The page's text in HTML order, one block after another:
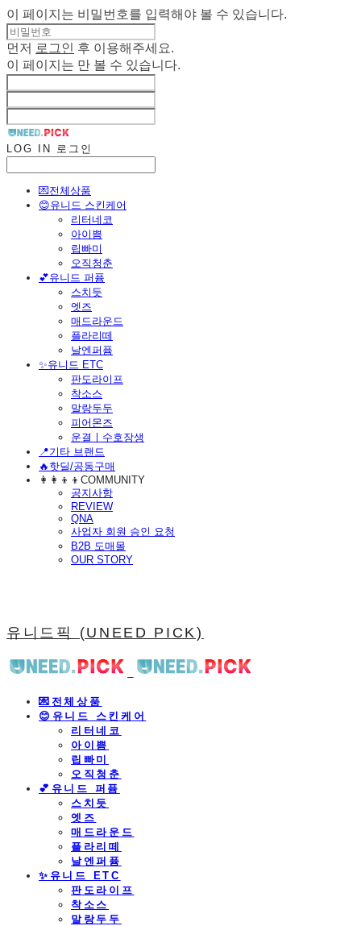
이 페이지는 비밀번호를 입력해야 볼 수 있습니다.
먼저 로그인
후 이용해주세요.
이 페이지는 만 볼 수 있습니다.
LOG IN 로그인
💌전체상품
😊유니드 스킨케어
리터네코
아이쁨
립빠미
오직청춘
💕유니드 퍼퓸
스치듯
엣즈
매드라운드
플라리떼
날엔퍼퓸
​✨유니드 ETC
판도라이프
착소스
말랑두두
피어몬즈
운결ㅣ수호장생
📍기타 브랜드
🔥핫딜/공동구매
👩‍👩‍👦‍👦COMMUNITY
공지사항
REVIEW
QNA
사업자 회원 승인 요청
B2B 도매몰
OUR STORY
유니드픽 (UNEED PICK)
💌전체상품
😊유니드 스킨케어
리터네코
아이쁨
립빠미
오직청춘
💕유니드 퍼퓸
스치듯
엣즈
매드라운드
플라리떼
날엔퍼퓸
​✨유니드 ETC
판도라이프
착소스
말랑두두